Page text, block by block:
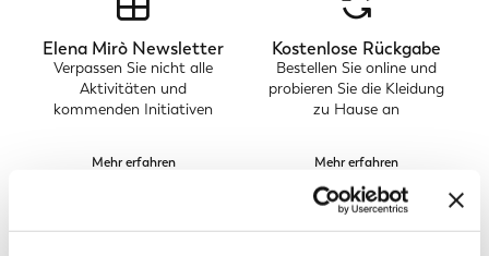
Elena Mirò Newsletter
Verpassen Sie nicht alle
Aktivitäten und
kommenden Initiativen
Mehr erfahren
Kostenlose Rückgabe
Bestellen Sie online und
probieren Sie die Kleidung
zu Hause an
Mehr erfahren